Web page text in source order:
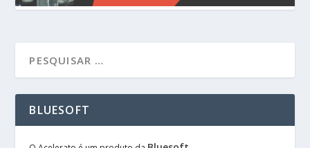
BLUESOFT